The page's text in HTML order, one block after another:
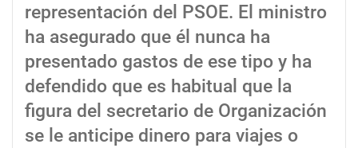
representación del PSOE. El ministro
ha asegurado que él nunca ha
presentado gastos de ese tipo y ha
defendido que es habitual que la
figura del secretario de Organización
se le anticipe dinero para viajes o